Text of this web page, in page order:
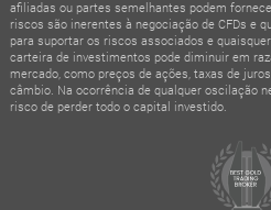
afiliadas ou partes semelhantes podem
riscos são inerentes à negociação de CFDs e
para suportar os riscos associados e
carteira de investimentos pode diminuir em
mercado, como preços de ações, taxas de
câmbio. Na ocorrência de qualquer oscilação
risco de perder todo o capital investido.